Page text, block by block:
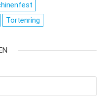
Tortenring